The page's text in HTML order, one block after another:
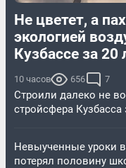
Не цветет, а
экологией
Кузбассе за 20
10 часов 656 7
Строили далеко не
стройсфера
Невыученные уроки
потерял половину